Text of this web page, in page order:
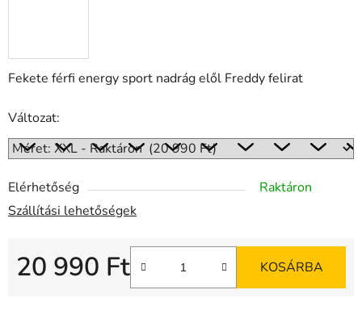
Fekete férfi energy sport nadrág elől Freddy felirat
Változat:
Elérhetőség
Raktáron
Szállítási lehetőségek
20 990 Ft KOSÁRBA